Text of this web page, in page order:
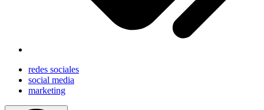
redes sociales
social media
marketing